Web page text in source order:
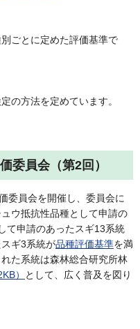
ごとに定めた評価基準で
の方法を定めています。
委員会（第2回）
委員会を開催し、委員会に
ウ抵抗性品種として申請の
て申請のあったスギ13系統
ギ3系統が品種評価基準を満
た系統は森林総合研究所林
）
として、広く普及を図り